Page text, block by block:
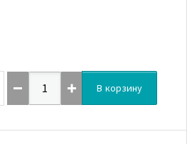
В корзину